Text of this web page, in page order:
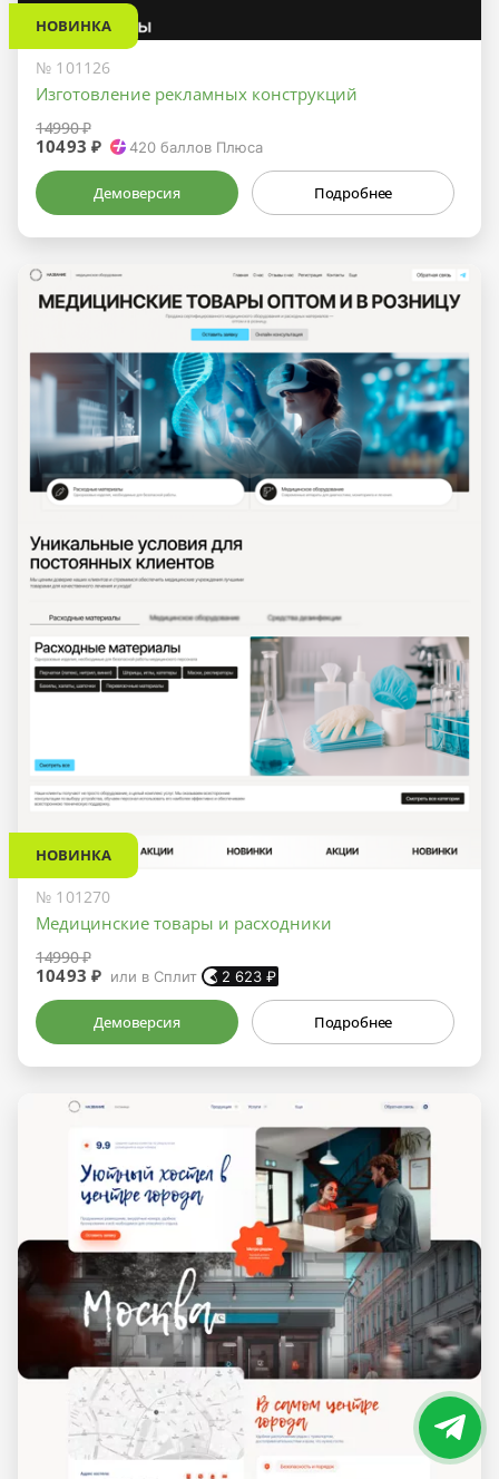
НОВИНКА
№ 101126
Изготовление рекламных конструкций
14990 ₽
10493 ₽ 420 баллов Плюса
Демоверсия Подробнее
НОВИНКА
№ 101270
Медицинские товары и расходники
14990 ₽
10493 ₽ или в Сплит 2 623 ₽
Демоверсия Подробнее